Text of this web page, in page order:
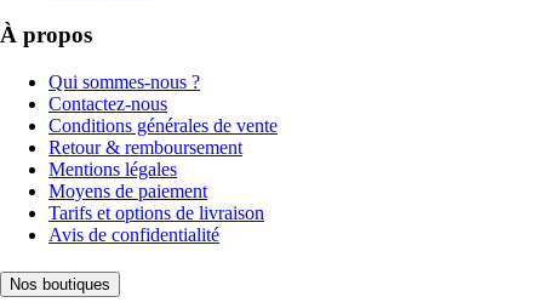
À propos
Qui sommes-nous ?
Contactez-nous
Conditions générales de vente
Retour & remboursement
Mentions légales
Moyens de paiement
Tarifs et options de livraison
Avis de confidentialité
Nos boutiques